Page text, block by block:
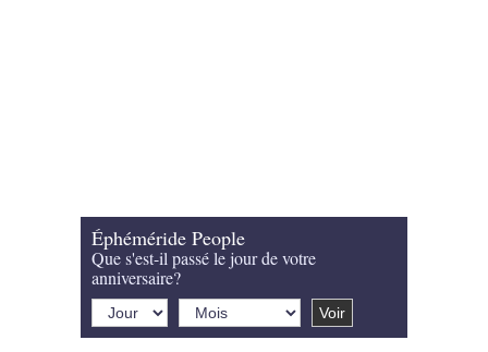
Éphéméride People
Que s'est-il passé le jour de votre
anniversaire?